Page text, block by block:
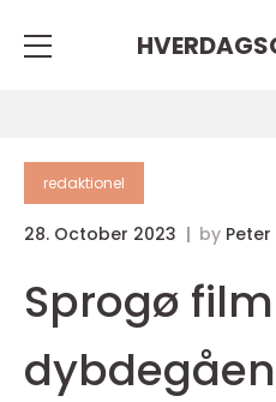
redaktionel
28. October 2023 by
Sprogø